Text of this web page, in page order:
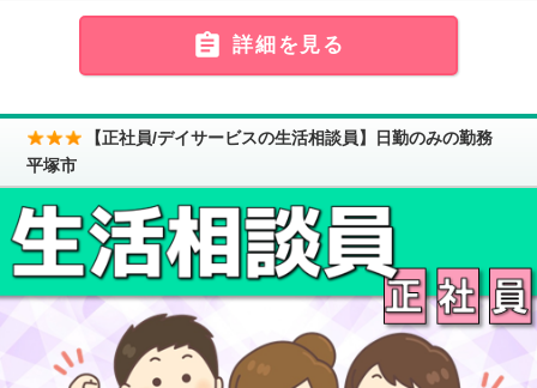
 詳細を見る
【正社員/デイサービスの生活相談員】日勤のみの勤務
平塚市